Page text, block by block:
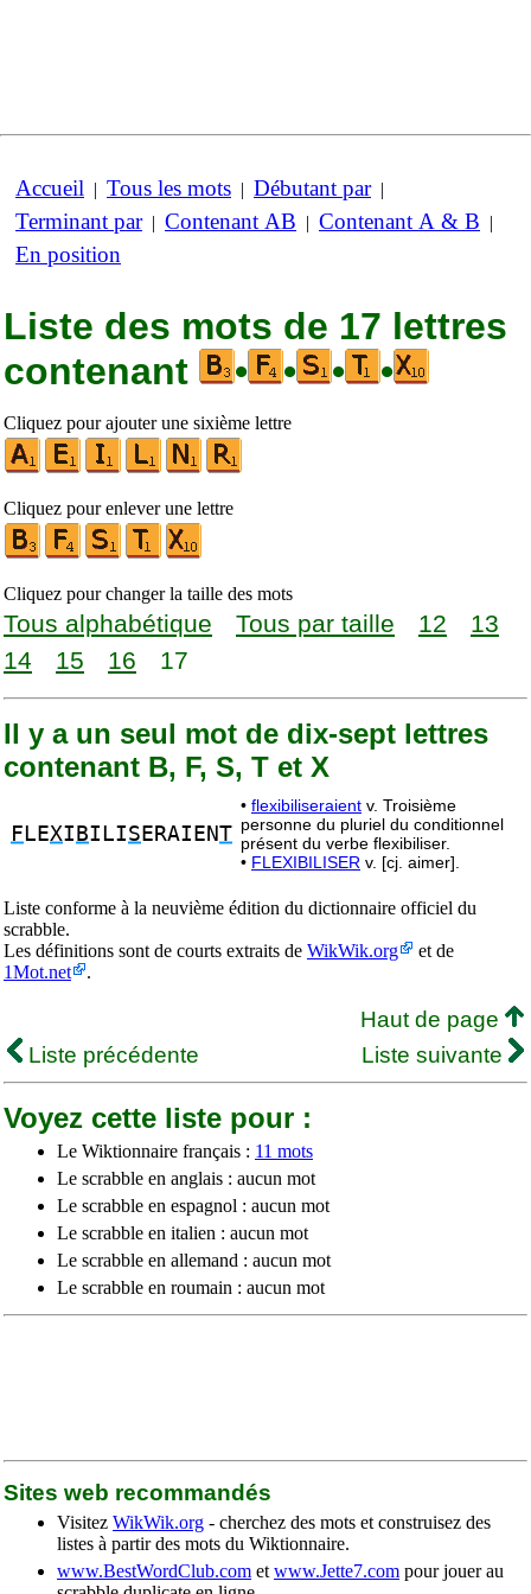
Accueil | Tous les mots | Débutant par|
Terminant par| Contenant AB | Contenant A & B |
En position
Liste des mots de 17 lettres
contenant
• • • •
Cliquez pour ajouter une sixième lettre
Cliquez pour enlever une lettre
Cliquez pour changer la taille des mots
Tous alphabétique Tous par taille 12
13
14
15 16 17
Il y a un seul mot de dix-sept lettres
contenant B, F, S, T et X
F LEXI BILIS ERAIENT
• flexibiliseraient v. Troisième
personne du pluriel du conditionnel
présent du verbe flexibiliser.
• FLEXIBILISER v. [cj. aimer].
Liste conforme à la neuvième édition du dictionnaire officiel du
scrabble.
Les définitions sont de courts extraits de WikWik.org
et de
1Mot.net
.
Haut de page
Liste précédente
Liste suivante
Voyez cette liste pour :
Le Wiktionnaire français : 11 mots
Le scrabble en anglais : aucun mot
Le scrabble en espagnol : aucun mot
Le scrabble en italien : aucun mot
Le scrabble en allemand : aucun mot
Le scrabble en roumain : aucun mot
Sites web recommandés
Visitez WikWik.org - cherchez des mots et construisez des
listes à partir des mots du Wiktionnaire.
www.BestWordClub.com et www.Jette7.com pour jouer au